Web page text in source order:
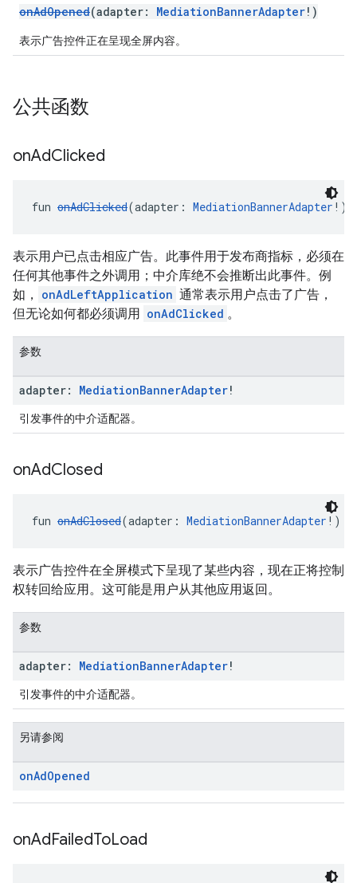
onAdOpened(adapter: MediationBannerAdapter!)
表示广告控件正在呈现全屏内容。
公共函数
onAdClicked
fun onAdClicked(adapter: MediationBannerAdapter
表示用户已点击相应广告。此事件用于发布商指标，必须在
任何其他事件之外调用；中介库绝不会推断出此事件。例
如，
onAdLeftApplication 通常表示用户点击了广告，
但无论如何都必须调用 onAdClicked 。
参数
adapter: MediationBannerAdapter!
引发事件的中介适配器。
onAdClosed
fun onAdClosed(adapter: MediationBannerAdapter !):
表示广告控件在全屏模式下呈现了某些内容，现在正将控制
权转回给应用。这可能是用户从其他应用返回。
参数
adapter: MediationBannerAdapter!
引发事件的中介适配器。
另请参阅
onAdOpened
onAdFailedToLoad